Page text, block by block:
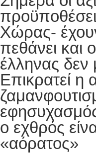
Χώρας-
πεθάνει και
έλληνας δεν
Επικρατεί η
ο εχθρός
«αόρατος»